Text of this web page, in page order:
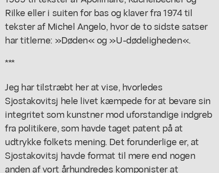
Rilke eller i suiten for bas og klaver fra 1974 til
tekster af Michel Angelo, hvor de to sidste satser
har titlerne: »Døden« og »U-dødeligheden«.
***
Jeg har tilstræbt her at vise, hvorledes
Sjostakovitsj hele livet kæmpede for at bevare sin
integritet som kunstner mod uforstandige indgreb
fra politikere, som havde taget patent på at
udtrykke folkets mening. Det forunderlige er, at
Sjostakovitsj havde format til mere end nogen
anden af vort århundredes komponister at